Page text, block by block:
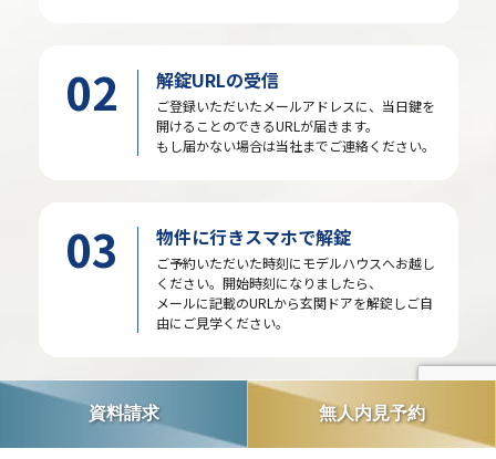
02 解錠URLの受信
ご登録いただいたメールアドレスに、当日鍵を
開けることのできるURLが届きます。
もし届かない場合は当社までご連絡ください。
03 物件に行きスマホで解錠
ご予約いただいた時刻にモデルハウスへお越し
ください。開始時刻になりましたら、
メールに記載のURLから玄関ドアを解錠しご自
由にご見学ください。
04 ご見学終了後はスマホでロック
ご見学後はお手数ですが、室内外の電気を消
資料請求 無人内見予約